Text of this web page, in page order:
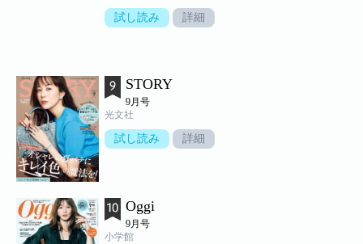
試し読み 詳細
STORY
9月号
光文社
試し読み 詳細
Oggi
9月号
小学館